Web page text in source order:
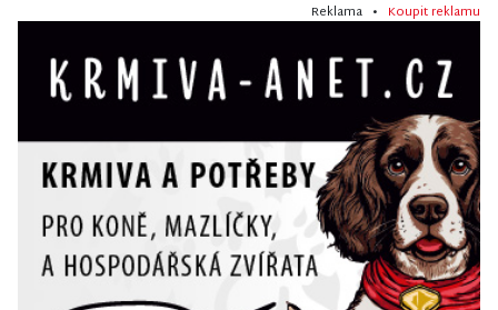
Reklama • Koupit reklamu